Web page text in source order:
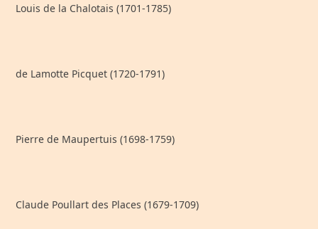
Louis de la Chalotais (1701-1785)
de Lamotte Picquet (1720-1791)
Pierre de Maupertuis (1698-1759)
Claude Poullart des Places (1679-1709)